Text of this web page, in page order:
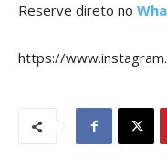
Reserve direto no
https://